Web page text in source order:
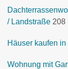
/ Landstraße 208
Häuser kaufen
Wohnung mit